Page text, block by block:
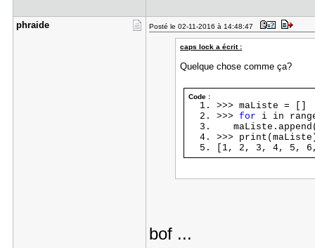
phraide Posté le 02-11-2016 à 14:48:47
caps lock a écrit :
Quelque chose comme ça?
Code :
>>> maListe = []
>>>for i in
>>>
[1, 2, 3, 4, 5,
bof ...